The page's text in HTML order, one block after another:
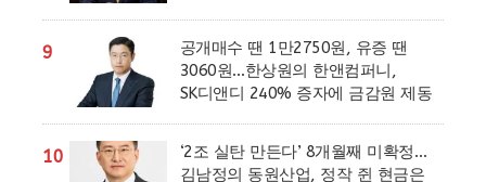
9
공개매수 땐 1만2750원, 유증 땐
3060원…한상원의 한앤컴퍼니,
SK디앤디 240% 증자에 금감원 제동
10
‘2조 실탄 만든다’ 8개월째 미확정…
김남정의 동원산업, 정작 쥔 현금은